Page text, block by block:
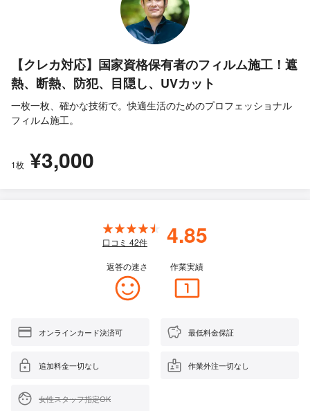
【クレカ対応】国家資格保有者のフィルム施工！遮
熱、断熱、防犯、目隠し、UVカット
一枚一枚、確かな技術で。快適生活のためのプロフェッショナル
フィルム施工。
1枚 ¥3,000
口コミ 42件 4.85
返答の速さ 作業実績
オンラインカード決済可 最低料金保証
追加料金一切なし 作業外注一切なし
女性スタッフ指定OK